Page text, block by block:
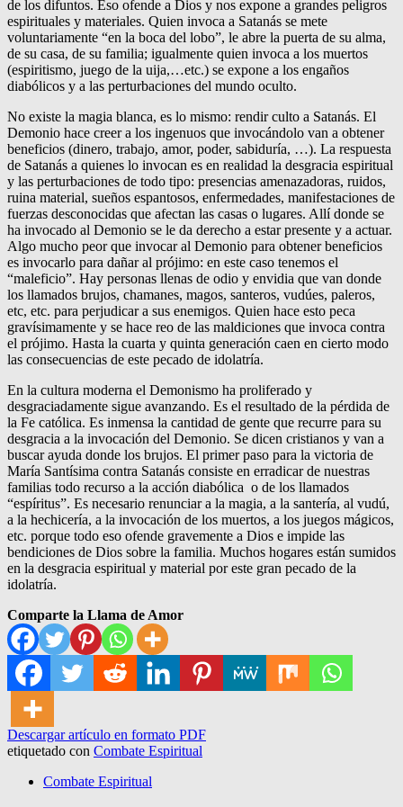
de los difuntos. Eso ofende a Dios y nos expone a grandes peligros
espirituales y materiales. Quien invoca a Satanás se mete
voluntariamente “en la boca del lobo”, le abre la puerta de su alma,
de su casa, de su familia; igualmente quien invoca a los muertos
(espiritismo, juego de la uija,…etc.) se expone a los engaños
diabólicos y a las perturbaciones del mundo oculto.
No existe la magia blanca, es lo mismo: rendir culto a Satanás. El
Demonio hace creer a los ingenuos que invocándolo van a obtener
beneficios (dinero, trabajo, amor, poder, sabiduría, …). La respuesta
de Satanás a quienes lo invocan es en realidad la desgracia espiritual
y las perturbaciones de todo tipo: presencias amenazadoras, ruidos,
ruina material, sueños espantosos, enfermedades, manifestaciones de
fuerzas desconocidas que afectan las casas o lugares. Allí donde se
ha invocado al Demonio se le da derecho a estar presente y a actuar.
Algo mucho peor que invocar al Demonio para obtener beneficios
es invocarlo para dañar al prójimo: en este caso tenemos el
“maleficio”. Hay personas llenas de odio y envidia que van donde
los llamados brujos, chamanes, magos, santeros, vudúes, paleros,
etc, etc. para perjudicar a sus enemigos. Quien hace esto peca
gravísimamente y se hace reo de las maldiciones que invoca contra
el prójimo. Hasta la cuarta y quinta generación caen en cierto modo
las consecuencias de este pecado de idolatría.
En la cultura moderna el Demonismo ha proliferado y
desgraciadamente sigue avanzando. Es el resultado de la pérdida de
la Fe católica. Es inmensa la cantidad de gente que recurre para su
desgracia a la invocación del Demonio. Se dicen cristianos y van a
buscar ayuda donde los brujos. El primer paso para la victoria de
María Santísima contra Satanás consiste en erradicar de nuestras
familias todo recurso a la acción diabólica o de los llamados
“espíritus”. Es necesario renunciar a la magia, a la santería, al vudú,
a la hechicería, a la invocación de los muertos, a los juegos mágicos,
etc. porque todo eso ofende gravemente a Dios e impide las
bendiciones de Dios sobre la familia. Muchos hogares están sumidos
en la desgracia espiritual y material por este gran pecado de la
idolatría.
Comparte la Llama de Amor
Descargar artículo en formato PDF
etiquetado con Combate Espiritual
Combate Espiritual